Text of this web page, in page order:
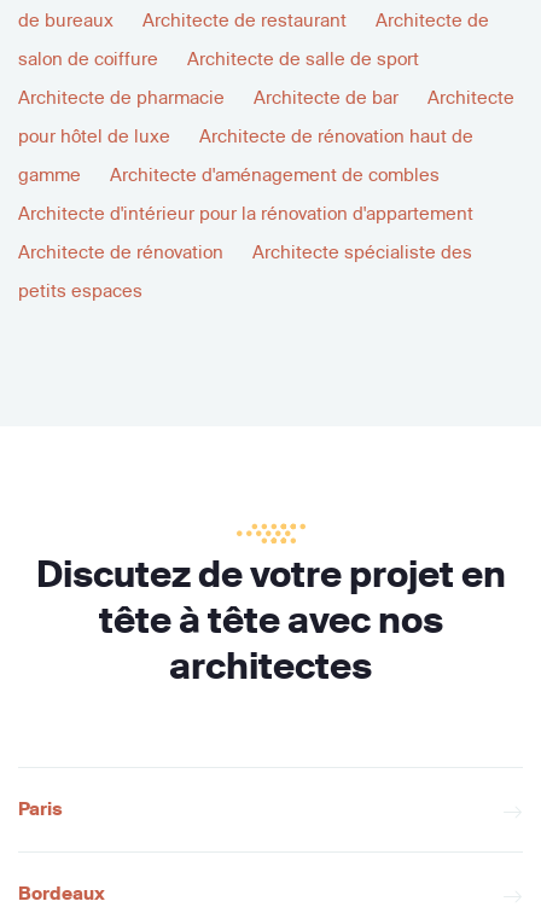
de bureaux
Architecte de restaurant
Architecte de
salon de coiffure
Architecte de salle de sport
Architecte de pharmacie
Architecte de bar
Architecte
pour hôtel de luxe
Architecte de rénovation haut de
gamme
Architecte d'aménagement de combles
Architecte d'intérieur pour la rénovation d'appartement
Architecte de rénovation
Architecte spécialiste des
petits espaces
Discutez de votre projet en
tête à tête avec nos
architectes
Paris
Bordeaux